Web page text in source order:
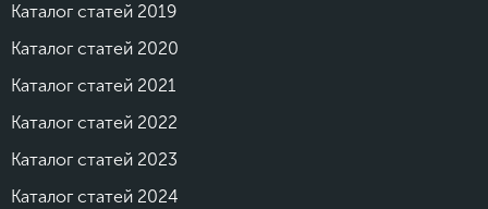
Каталог статей 2019
Каталог статей 2020
Каталог статей 2021
Каталог статей 2022
Каталог статей 2023
Каталог статей 2024